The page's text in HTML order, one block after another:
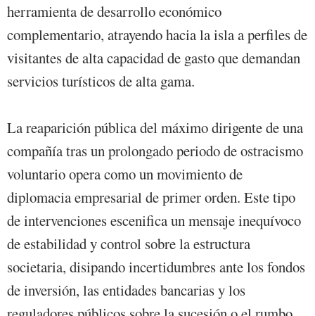
herramienta de desarrollo económico
complementario, atrayendo hacia la isla a perfiles de
visitantes de alta capacidad de gasto que demandan
servicios turísticos de alta gama.
La reaparición pública del máximo dirigente de una
compañía tras un prolongado periodo de ostracismo
voluntario opera como un movimiento de
diplomacia empresarial de primer orden. Este tipo
de intervenciones escenifica un mensaje inequívoco
de estabilidad y control sobre la estructura
societaria, disipando incertidumbres ante los fondos
de inversión, las entidades bancarias y los